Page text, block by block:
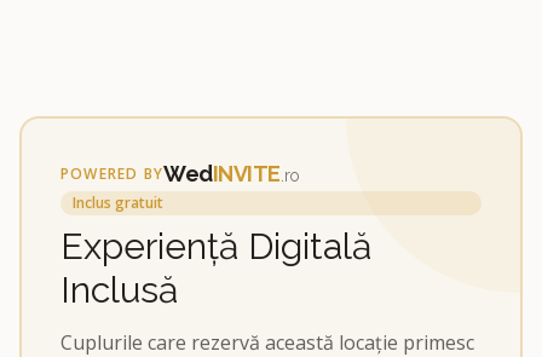
POWERED BYWedINVITE .ro
Inclus gratuit
Experiență Digitală
Inclusă
Cuplurile care rezervă această locație primesc